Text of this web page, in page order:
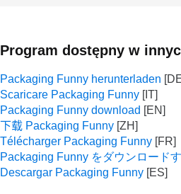
Program dostępny w
Packaging Funny herunterladen
Scaricare Packaging Funny
Packaging Funny download
下载 Packaging Funny
Télécharger Packaging Funny
Packaging Funny をダウンロード
Descargar Packaging Funny